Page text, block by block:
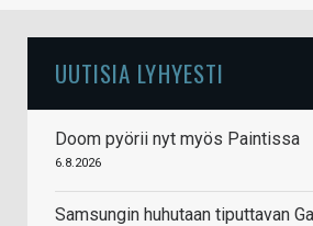
UUTISIA LYHYESTI
Doom pyörii nyt myös Paintissa
6.8.2026
Samsungin huhutaan tiputtavan